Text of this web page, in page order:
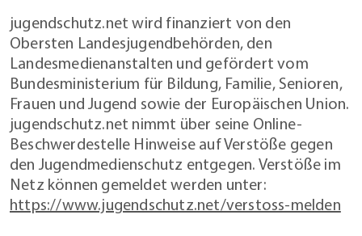
jugendschutz.net wird finanziert von den
Obersten Landesjugendbehörden, den
Landesmedienanstalten und gefördert vom
Bundesministerium für Bildung, Familie, Senioren,
Frauen und Jugend sowie der Europäischen Union.
jugendschutz.net nimmt über seine Online-
Beschwerdestelle Hinweise auf Verstöße gegen
den Jugendmedienschutz entgegen. Verstöße im
Netz können gemeldet werden unter:
https://www.jugendschutz.net/verstoss-melden